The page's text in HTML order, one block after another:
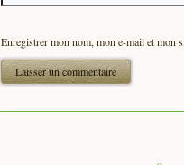
Enregistrer mon nom, mon e-mail et mon